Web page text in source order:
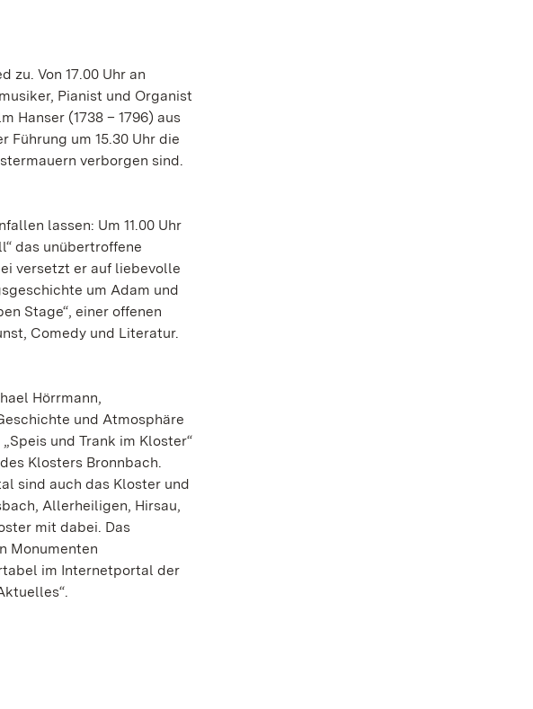
Von 17.00 Uhr an
Pianist und Organist
Hanser (1738 – 1796) aus
um 15.30 Uhr die
verborgen sind.
lassen: Um 11.00 Uhr
das unübertroffene
versetzt er auf liebevolle
um Adam und
Stage“, einer offenen
Comedy und Literatur.
Hörrmann,
und Atmosphäre
und Trank im Kloster“
Klosters Bronnbach.
sind auch das Kloster und
Allerheiligen, Hirsau,
mit dabei. Das
Monumenten
im Internetportal der